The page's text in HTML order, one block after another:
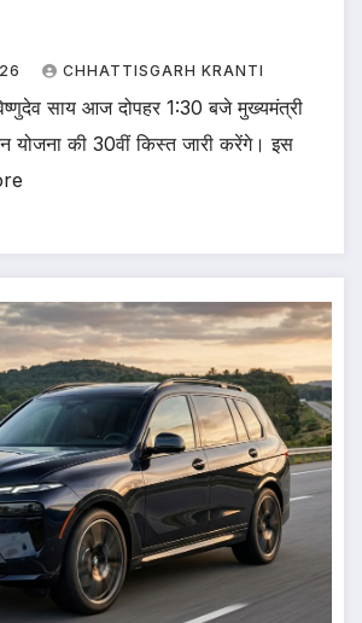
CHHATTISGARH KRANTI
साय आज दोपहर 1:30 बजे मुख्यमंत्री
योजना की 30वीं किस्त जारी करेंगे। इस